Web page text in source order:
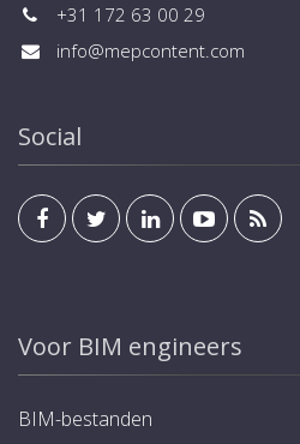
+31 172 63 00 29
info@mepcontent.com
Social
Voor BIM engineers
BIM-bestanden